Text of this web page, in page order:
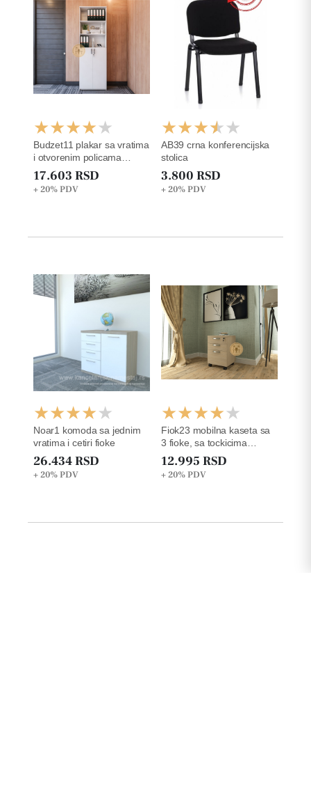
Budzet11 plakar sa vratima
i otvorenim policama
227.6cm
17.603 RSD
+ 20%PDV
AB39 crna konferencijska
stolica
3.800 RSD
+ 20%PDV
Noar1 komoda sa jednim
vratima i cetiri fioke
26.434 RSD
+ 20%PDV
Fiok23 mobilna kaseta sa
3 fioke, sa tockicima
š42xd50xv63cm
12.995 RSD
+ 20%PDV